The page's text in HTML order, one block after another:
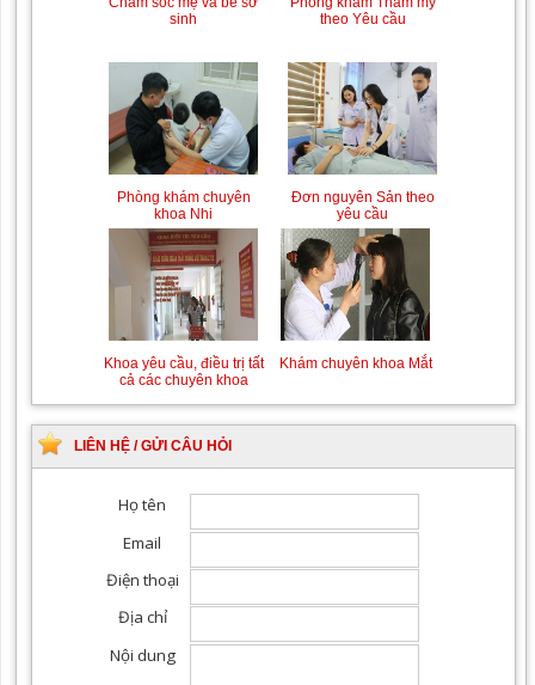
Chăm sóc mẹ và bé sơ
bầu và sau sinh
Phòng khám Thẩm mỹ
các bệnh lý về xương,
Phòng khám chuyên
khoa Nhi
Chiếu tia Plasma lạnh hỗ
trợ điều trị vết thương
Đơn nguyên Sản theo
yêu cầu
Khám bệnh nhân sau
phẫu thuật
Khoa yêu cầu, điều trị tất
cả các chuyên khoa
Khám Ngoại khoa Khám chuyên khoa Mắt
Đội ngũ hướng dẫn
LIÊN HỆ / GỬI CÂU HỎI